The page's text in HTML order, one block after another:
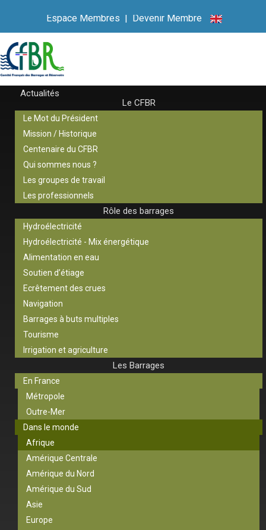
Espace Membres | Devenir Membre
Actualités
Le CFBR
Le Mot du Président
Mission / Historique
Centenaire du CFBR
Qui sommes nous ?
Les groupes de travail
Les professionnels
Rôle des barrages
Hydroélectricité
Hydroélectricité - Mix énergétique
Alimentation en eau
Soutien d’étiage
Ecrêtement des crues
Navigation
Barrages à buts multiples
Tourisme
Irrigation et agriculture
Les Barrages
En France
Métropole
Outre-Mer
Dans le monde
Afrique
Amérique Centrale
Amérique du Nord
Amérique du Sud
Asie
Europe